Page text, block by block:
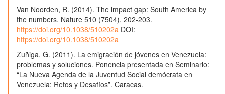
Van Noorden, R. (2014). The impact gap: South America by
the numbers. Nature 510 (7504), 202-203.
https://doi.org/10.1038/510202a DOI:
https://doi.org/10.1038/510202a
Zuñiga, G. (2011). La emigración de jóvenes en Venezuela:
problemas y soluciones. Ponencia presentada en Seminario:
“La Nueva Agenda de la Juventud Social demócrata en
Venezuela: Retos y Desafíos”. Caracas.